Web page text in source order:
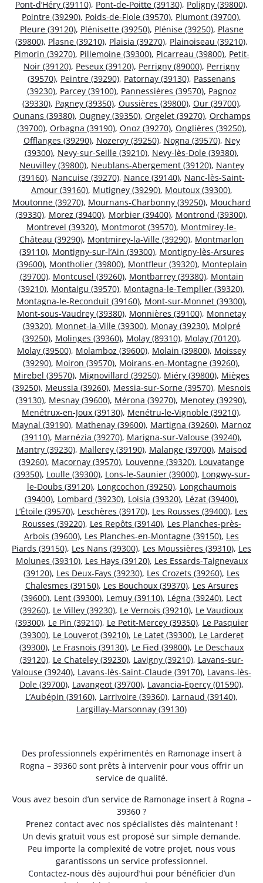
Pont-d’Héry (39110), Pont-de-Poitte (39130), Poligny (39800),
Pointre (39290), Poids-de-Fiole (39570), Plumont (39700),
Pleure (39120), Plénisette (39250), Plénise (39250), Plasne
(39800), Plasne (39210), Plaisia (39270), Plainoiseau (39210),
Pimorin (39270), Pillemoine (39300), Picarreau (39800), Petit-
Noir (39120), Peseux (39120), Perrigny (89000), Perrigny
(39570), Peintre (39290), Patornay (39130), Passenans
(39230), Parcey (39100), Pannessières (39570), Pagnoz
(39330), Pagney (39350), Oussières (39800), Our (39700),
Ounans (39380), Ougney (39350), Orgelet (39270), Orchamps
(39700), Orbagna (39190), Onoz (39270), Onglières (39250),
Offlanges (39290), Nozeroy (39250), Nogna (39570), Ney
(39300), Nevy-sur-Seille (39210), Nevy-lès-Dole (39380),
Neuvilley (39800), Neublans-Abergement (39120), Nantey
(39160), Nancuise (39270), Nance (39140), Nanc-lès-Saint-
Amour (39160), Mutigney (39290), Moutoux (39300),
Moutonne (39270), Mournans-Charbonny (39250), Mouchard
(39330), Morez (39400), Morbier (39400), Montrond (39300),
Montrevel (39320), Montmorot (39570), Montmirey-le-
Château (39290), Montmirey-la-Ville (39290), Montmarlon
(39110), Montigny-sur-l’Ain (39300), Montigny-lès-Arsures
(39600), Montholier (39800), Montfleur (39320), Monteplain
(39700), Montcusel (39260), Montbarrey (39380), Montain
(39210), Montaigu (39570), Montagna-le-Templier (39320),
Montagna-le-Reconduit (39160), Mont-sur-Monnet (39300),
Mont-sous-Vaudrey (39380), Monnières (39100), Monnetay
(39320), Monnet-la-Ville (39300), Monay (39230), Molpré
(39250), Molinges (39360), Molay (89310), Molay (70120),
Molay (39500), Molamboz (39600), Molain (39800), Moissey
(39290), Moiron (39570), Moirans-en-Montagne (39260),
Mirebel (39570), Mignovillard (39250), Miéry (39800), Mièges
(39250), Meussia (39260), Messia-sur-Sorne (39570), Mesnois
(39130), Mesnay (39600), Mérona (39270), Menotey (39290),
Menétrux-en-Joux (39130), Menétru-le-Vignoble (39210),
Maynal (39190), Mathenay (39600), Martigna (39260), Marnoz
(39110), Marnézia (39270), Marigna-sur-Valouse (39240),
Mantry (39230), Mallerey (39190), Malange (39700), Maisod
(39260), Macornay (39570), Louvenne (39320), Louvatange
(39350), Loulle (39300), Lons-le-Saunier (39000), Longwy-sur-
le-Doubs (39120), Longcochon (39250), Longchaumois
(39400), Lombard (39230), Loisia (39320), Lézat (39400),
L’Étoile (39570), Leschères (39170), Les Rousses (39400), Les
Rousses (39220), Les Repôts (39140), Les Planches-près-
Arbois (39600), Les Planches-en-Montagne (39150), Les
Piards (39150), Les Nans (39300), Les Moussières (39310), Les
Molunes (39310), Les Hays (39120), Les Essards-Taignevaux
(39120), Les Deux-Fays (39230), Les Crozets (39260), Les
Chalesmes (39150), Les Bouchoux (39370), Les Arsures
(39600), Lent (39300), Lemuy (39110), Légna (39240), Lect
(39260), Le Villey (39230), Le Vernois (39210), Le Vaudioux
(39300), Le Pin (39210), Le Petit-Mercey (39350), Le Pasquier
(39300), Le Louverot (39210), Le Latet (39300), Le Larderet
(39300), Le Frasnois (39130), Le Fied (39800), Le Deschaux
(39120), Le Chateley (39230), Lavigny (39210), Lavans-sur-
Valouse (39240), Lavans-lès-Saint-Claude (39170), Lavans-lès-
Dole (39700), Lavangeot (39700), Lavancia-Epercy (01590),
L’Aubépin (39160), Larrivoire (39360), Larnaud (39140),
Largillay-Marsonnay (39130)
Des professionnels expérimentés en Ramonage insert à
Rogna – 39360 sont prêts à intervenir pour vous offrir un
service de qualité.
Vous avez besoin d’un service de Ramonage insert à Rogna –
39360 ?
Prenez contact avec nos spécialistes dès maintenant !
Un devis gratuit vous est proposé sur simple demande.
Peu importe la complexité de votre projet, nous vous
garantissons un service professionnel.
Contactez-nous dès aujourd’hui pour bénéficier d’un